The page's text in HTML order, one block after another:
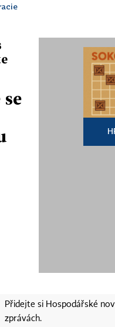
Přidejte si Hospodářské
zprávách.